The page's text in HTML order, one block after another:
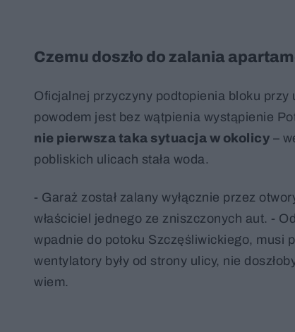
Czemu doszło do zalania
Oficjalnej przyczyny podtopienia bloku
powodem jest bez wątpienia wystąpienie
nie pierwsza taka sytuacja w okolicy –
pobliskich ulicach stała woda.
- Garaż został zalany wyłącznie przez
właściciel jednego ze zniszczonych aut. -
wpadnie do potoku Szczęśliwickiego, musi
wentylatory były od strony ulicy, nie
wiem.